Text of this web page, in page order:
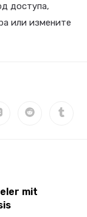
доступа,
или измените
mit